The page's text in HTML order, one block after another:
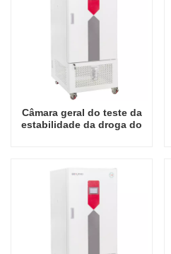
Câmara geral do teste da
estabilidade da droga do